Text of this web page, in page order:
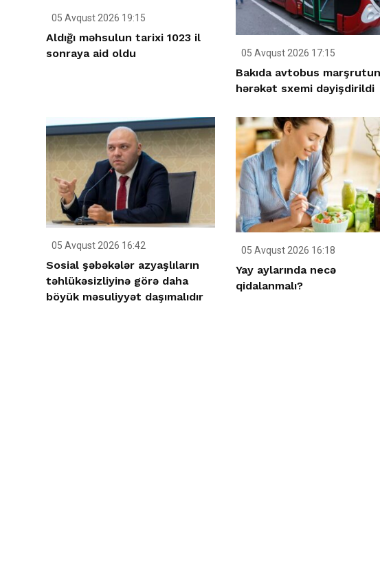
05 Avqust 2026 19:15
Aldığı məhsulun tarixi 1023 il
sonraya aid oldu
05 Avqust 2026 17:15
Bakıda avtobus
hərəkət sxemi dəyişdirildi
05 Avqust 2026 16:42
Sosial şəbəkələr azyaşlıların
təhlükəsizliyinə görə daha
böyük məsuliyyət daşımalıdır
05 Avqust 2026 16:18
Yay aylarında necə
qidalanmalı?